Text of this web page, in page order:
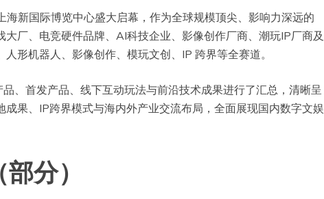
新国际博览中心盛大启幕，作为全球规模顶尖、影响力深远的
厂、电竞硬件品牌、AI科技企业、影像创作厂商、潮玩IP厂商及
形机器人、影像创作、模玩文创、IP 跨界等全赛道。
、首发产品、线下互动玩法与前沿技术成果进行了汇总，清晰呈
果、IP跨界模式与海内外产业交流布局，全面展现国内数字文娱
分）